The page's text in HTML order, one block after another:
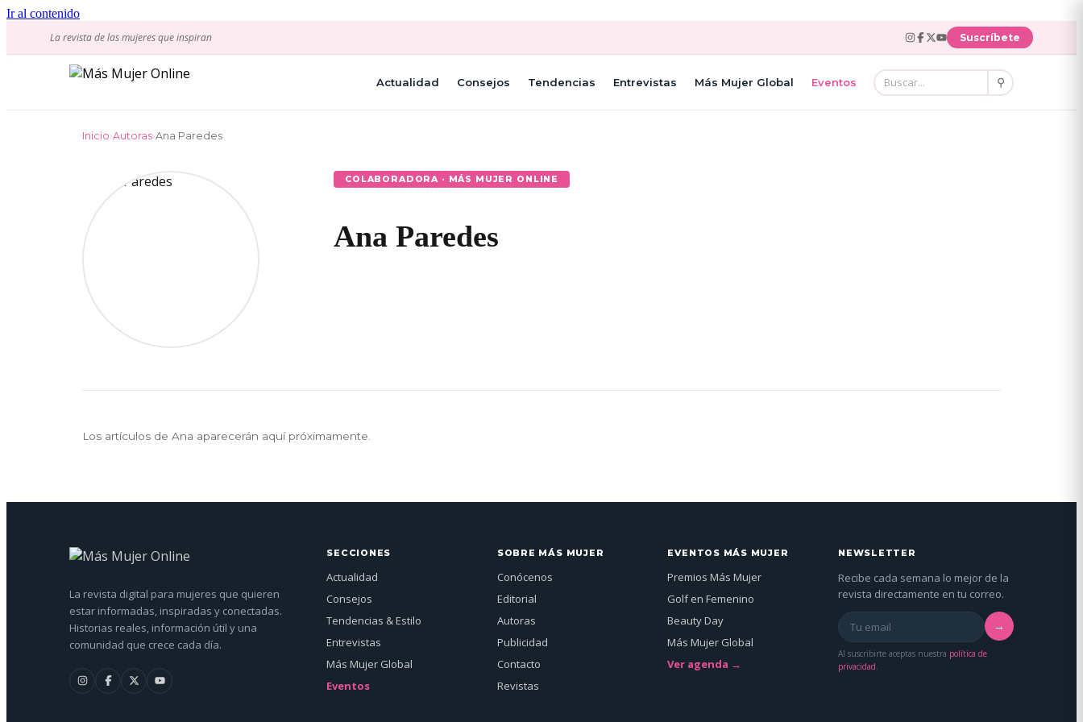
Ir al contenido
La revista de las mujeres que inspiran
Suscríbete
Actualidad Consejos Tendencias Entrevistas Más Mujer Global Eventos ⚲
Inicio›Autoras›Ana Paredes
COLABORADORA · MÁS MUJER ONLINE
Ana Paredes
Los artículos de Ana aparecerán aquí próximamente.
La revista digital para mujeres que quieren
estar informadas, inspiradas y conectadas.
Historias reales, información útil y una
comunidad que crece cada día.
SECCIONES
Actualidad
Consejos
Tendencias & Estilo
Entrevistas
Más Mujer Global
Eventos
SOBRE MÁS MUJER
Conócenos
Editorial
Autoras
Publicidad
Contacto
Revistas
EVENTOS MÁS MUJER
Premios Más Mujer
Golf en Femenino
Beauty Day
Más Mujer Global
Ver agenda →
NEWSLETTER
Recibe cada semana lo mejor de la
revista directamente en tu correo.
→
Al suscribirte aceptas nuestra política de
privacidad